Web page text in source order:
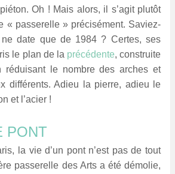
Oh ! Mais alors, il s’agit plutôt
« passerelle » précisément. Saviez-
date que de 1984 ? Certes, ses
le plan de la précédente, construite
réduisant le nombre des arches et
différents. Adieu la pierre, adieu le
et l’acier !
PONT
la vie d’un pont n’est pas de tout
passerelle des Arts a été démolie,